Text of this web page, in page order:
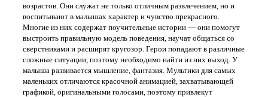
возрастов. Они служат не только отличным развлечением, но и
воспитывают в малышах характер и чувство прекрасного.
Многие из них содержат поучительные истории — они помогут
выстроить правильную модель поведения, научат общаться со
сверстниками и расширят кругозор. Герои попадают в различные
сложные ситуации, поэтому необходимо найти из них выход. У
малыша развивается мышление, фантазия. Мультики для самых
маленьких отличаются красочной анимацией, захватывающей
графикой, оригинальными голосами, поэтому привлекут